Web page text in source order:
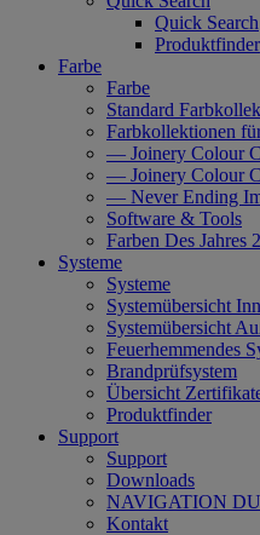
Quick Search
Produktfinder
Farbe
Farbe
Standard
Farbkollektionen
— Joinery Colour
— Joinery Colour
— Never Ending
Software & Tools
Farben Des Jahres
Systeme
Systeme
Systemübersicht
Systemübersicht
Feuerhemmendes
Brandprüfsystem
Übersicht
Produktfinder
Support
Support
Downloads
NAVIGATION
Kontakt